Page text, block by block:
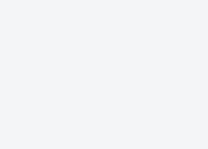
= 'UTF8' LC_COLLATE = 'C' LC_CTYPE